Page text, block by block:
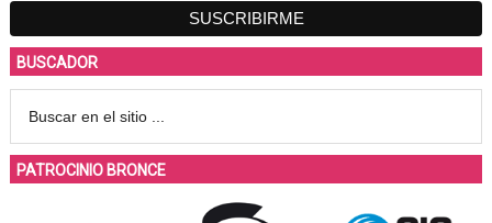
BUSCADOR
PATROCINIO BRONCE